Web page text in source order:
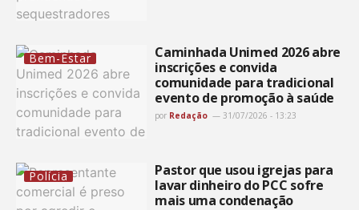
Bem-Estar
Caminhada Unimed 2026 abre
inscrições e convida
comunidade para tradicional
evento de promoção à saúde
por Redação 31/07/2026 - 13:23
Polícia
Pastor que usou igrejas para
lavar dinheiro do PCC sofre
mais uma condenação